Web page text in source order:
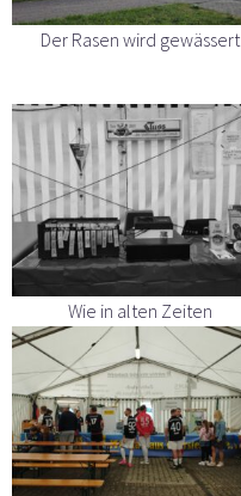
Der Rasen wird gewässert
Wie in alten Zeiten